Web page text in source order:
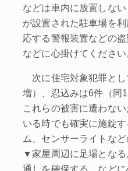
などは車内に放置しな
が設置された駐車場を
応する警報装置などの盗
などに心掛けてください
次に住宅対象犯罪とし
増）、忍込みは6件（同
これらの被害に遭わな
いる時でも確実に施錠
ム、センサーライトな
▼家屋周辺に足場とな
通しを確保する、などに